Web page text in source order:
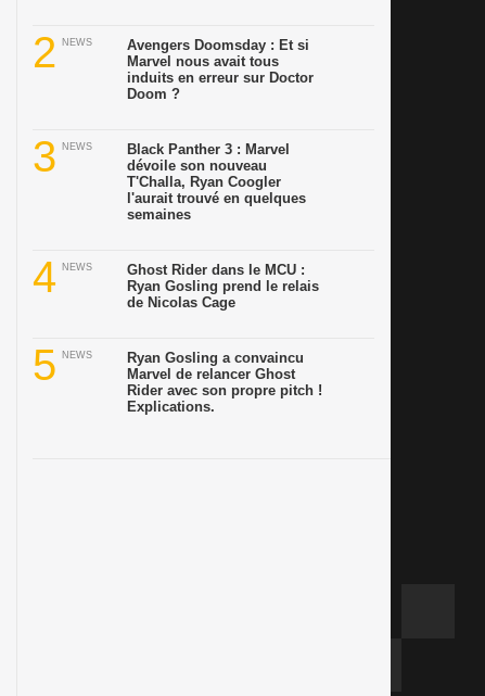
2 NEWS
Avengers Doomsday : Et si
Marvel nous avait tous
induits en erreur sur Doctor
Doom ?
3 NEWS
Black Panther 3 : Marvel
dévoile son nouveau
T'Challa, Ryan Coogler
l'aurait trouvé en quelques
semaines
4 NEWS
Ghost Rider dans le MCU :
Ryan Gosling prend le relais
de Nicolas Cage
5 NEWS
Ryan Gosling a convaincu
Marvel de relancer Ghost
Rider avec son propre pitch !
Explications.